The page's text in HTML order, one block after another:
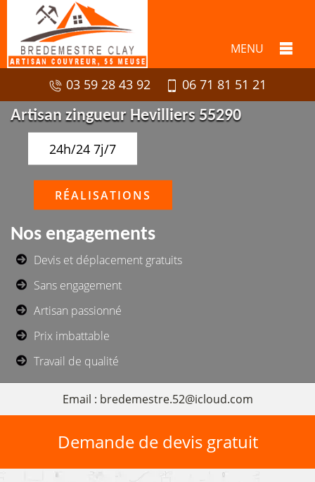
MENU
03 59 28 43 92
06 71 81 51 21
Artisan zingueur Hevilliers 55290
24h/24 7j/7
RÉALISATIONS
Nos engagements
Devis et déplacement gratuits
Sans engagement
Artisan passionné
Prix imbattable
Travail de qualité
Email : bredemestre.52@icloud.com
Demande de devis gratuit